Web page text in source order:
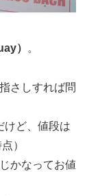
） 。
さしすれば問
けど、値段は
）
かなってお値